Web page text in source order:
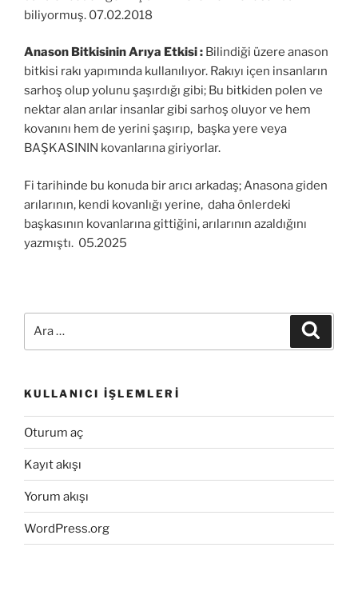
biliyormuş. 07.02.2018
Anason Bitkisinin Arıya Etkisi : Bilindiği üzere anason
bitkisi rakı yapımında kullanılıyor. Rakıyı içen insanların
sarhoş olup yolunu şaşırdığı gibi; Bu bitkiden polen ve
nektar alan arılar insanlar gibi sarhoş oluyor ve hem
kovanını hem de yerini şaşırıp, başka yere veya
BAŞKASININ kovanlarına giriyorlar.
Fi tarihinde bu konuda bir arıcı arkadaş; Anasona giden
arılarının, kendi kovanlığı yerine, daha önlerdeki
başkasının kovanlarına gittiğini, arılarının azaldığını
yazmıştı. 05.2025
KULLANICI İŞLEMLERI
Oturum aç
Kayıt akışı
Yorum akışı
WordPress.org